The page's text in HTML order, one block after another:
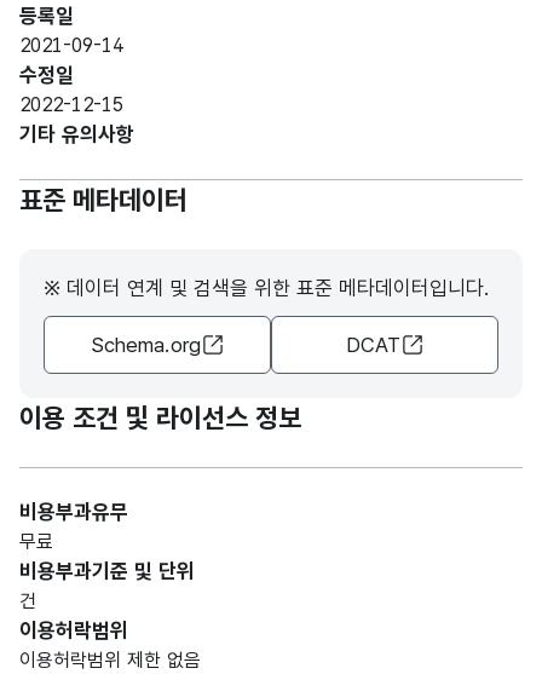
등록일
2021-09-14
수정일
2022-12-15
기타 유의사항
표준 메타데이터
※ 데이터 연계 및 검색을 위한 표준 메타데이터입니다.
Schema.org DCAT
이용 조건 및 라이선스 정보
비용부과유무
무료
비용부과기준 및 단위
건
이용허락범위
이용허락범위 제한 없음